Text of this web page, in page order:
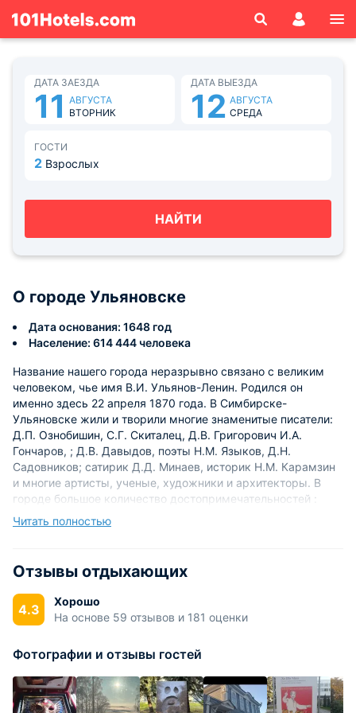
ДАТА ЗАЕЗДА
11 АВГУСТА
ВТОРНИК
ДАТА ВЫЕЗДА
12 АВГУСТА
СРЕДА
ГОСТИ
2 Взрослых
НАЙТИ
О городе Ульяновске
Дата основания: 1648 год
Население: 614 444 человека
Название нашего города неразрывно связано с великим
человеком, чье имя В.И. Ульянов-Ленин. Родился он
именно здесь 22 апреля 1870 года. В Симбирске-
Ульяновске жили и творили многие знаменитые писатели:
Д.П. Ознобишин, С.Г. Скиталец, Д.В. Григорович И.А.
Гончаров, ; Д.В. Давыдов, поэты Н.М. Языков, Д.Н.
Садовников; сатирик Д.Д. Минаев, историк Н.М. Карамзин
и многие артисты, ученые, художники и архитекторы. В
городе большое количество достопримечательностей :
памятников и музеев, а так же множество разнообразных
развлечений.
Ульяновск — город в России, являющийся
административным центром Ульяновской области.
Расположен он на берегах Волги (Куйбышевское
водохранилище), на Приволжской возвышенности и Свияги
в месте их максимального сближения. Находится город в
2010 год составляет 602,789 тыс. человек
Официально город разделён на 4 района: Заволжский,
Ленинский, Железнодорожный и Засвияжский. На левом
Читать полностью
Отзывы отдыхающих
4.3
Хорошо
На основе 59 отзывов и 181 оценки
Фотографии и отзывы гостей